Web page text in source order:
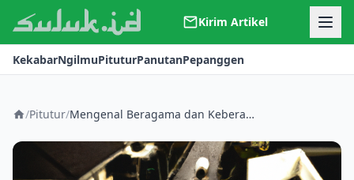
Kirim Artikel
Kerjasama
Kontak
KekabarNgilmuPituturPanutanPepanggen
/Pitutur/ Mengenal Beragama dan Keberagaman dengan Riang Gembira